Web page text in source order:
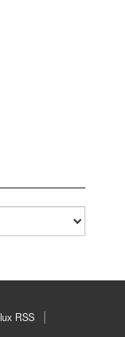
RSS